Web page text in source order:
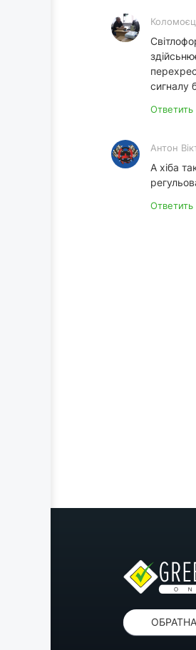
сигналу
Ответить
Антон
А хіба
Ответить